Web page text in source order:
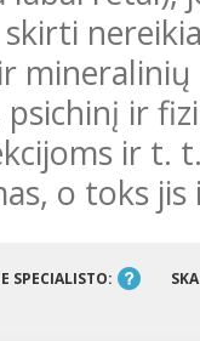
psichinį ir
ir t.
o toks
SPECIALISTO: